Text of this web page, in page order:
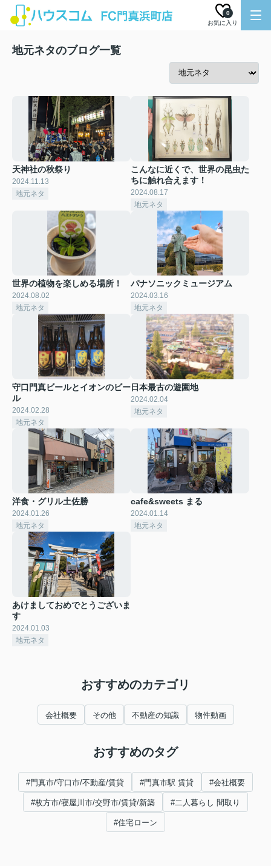
お気に入り
0
地元ネタのブログ一覧
天神社の秋祭り
2024.11.13
地元ネタ
こんなに近くで、世界の昆虫た
ちに触れ合えます！
2024.08.17
地元ネタ
世界の植物を楽しめる場所！
2024.08.02
地元ネタ
パナソニックミュージアム
2024.03.16
地元ネタ
守口門真ビールとイオンのビー
ル
2024.02.28
地元ネタ
日本最古の遊園地
2024.02.04
地元ネタ
洋食・グリル土佐勝
2024.01.26
地元ネタ
cafe&sweets まる
2024.01.14
地元ネタ
あけましておめでとうございま
す
2024.01.03
地元ネタ
おすすめのカテゴリ
会社概要 その他 不動産の知識 物件動画
おすすめのタグ
#門真市/守口市/不動産/賃貸 #門真市駅 賃貸 #会社概要
#枚方市/寝屋川市/交野市/賃貸/新築 #二人暮らし 間取り
#住宅ローン